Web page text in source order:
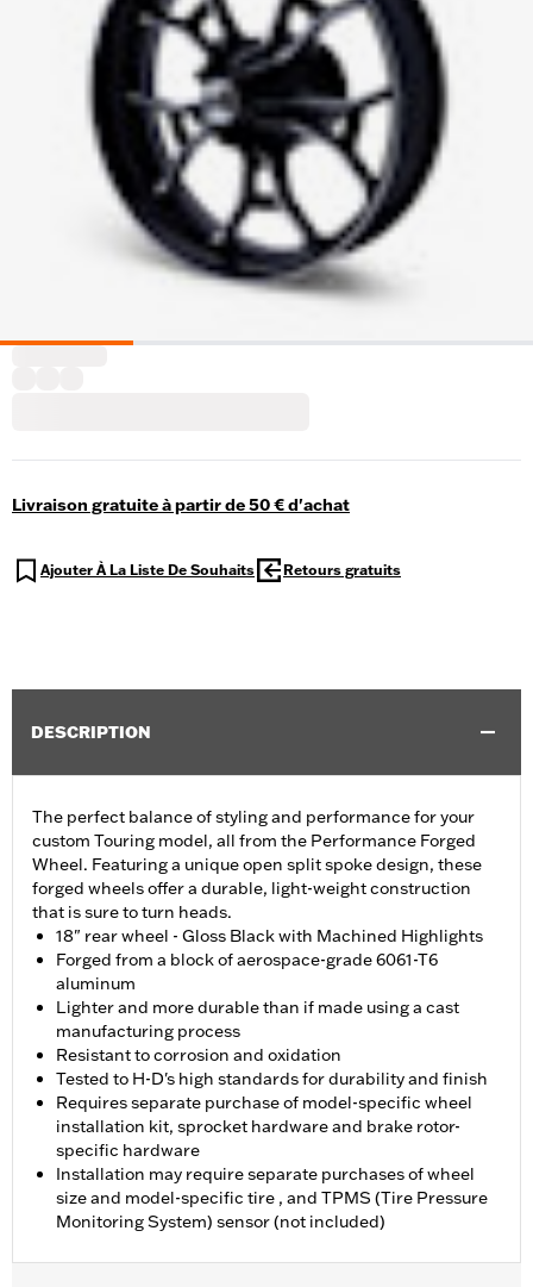
Livraison gratuite à partir de 50 € d'achat
Ajouter À La Liste De Souhaits Retours gratuits
DESCRIPTION
The perfect balance of styling and performance for your
custom Touring model, all from the Performance Forged
Wheel. Featuring a unique open split spoke design, these
forged wheels offer a durable, light-weight construction
that is sure to turn heads.
18" rear wheel - Gloss Black with Machined Highlights
Forged from a block of aerospace-grade 6061-T6
aluminum
Lighter and more durable than if made using a cast
manufacturing process
Resistant to corrosion and oxidation
Tested to H-D's high standards for durability and finish
Requires separate purchase of model-specific wheel
installation kit, sprocket hardware and brake rotor-
specific hardware
Installation may require separate purchases of wheel
size and model-specific tire , and TPMS (Tire Pressure
Monitoring System) sensor (not included)